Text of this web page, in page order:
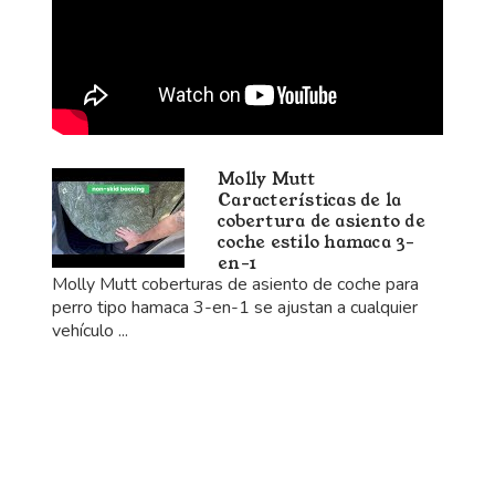
Molly Mutt
Características de la
cobertura de asiento de
coche estilo hamaca 3-
en-1
Molly Mutt coberturas de asiento de coche para
perro tipo hamaca 3-en-1 se ajustan a cualquier
vehículo ...